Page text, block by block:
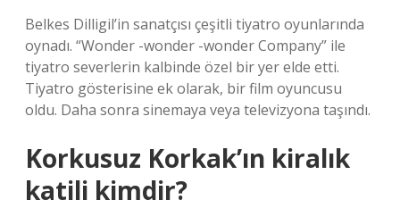
Belkes Dilligil’in sanatçısı çeşitli tiyatro oyunlarında
oynadı. “Wonder -wonder -wonder Company” ile
tiyatro severlerin kalbinde özel bir yer elde etti.
Tiyatro gösterisine ek olarak, bir film oyuncusu
oldu. Daha sonra sinemaya veya televizyona taşındı.
Korkusuz Korkak’ın kiralık
katili kimdir?